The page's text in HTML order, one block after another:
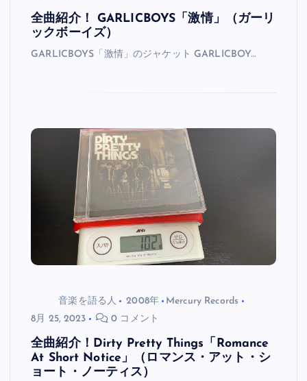
全曲紹介！ GARLICBOYS「激情」（ガーリ
ックボーイズ）
GARLICBOYS「激情」のジャケット GARLICBOY…
音楽を語る人 2008年
Mercury Records
8月 25, 2023
0 コメント
全曲紹介！Dirty Pretty Things「Romance
At Short Notice」（ロマンス・アット・シ
ョート・ノーティス）